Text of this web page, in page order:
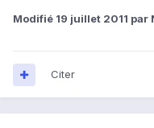
Modifié 19 juillet 2011 par
Citer